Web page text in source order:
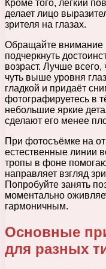
Кроме того, лёгкий
делает лицо
зрителя на глазах.
Обращайте внимание
подчеркнуть
возраст. Лучше всего,
чуть выше уровня
гладкой и придаёт
фотографируетесь в
небольшие яркие
сделают его менее
При фотосъёмке на
естественные линии
тропы в фоне
направляет взгляд
Попробуйте занять
моментально
гармоничным.
Основные
для разных